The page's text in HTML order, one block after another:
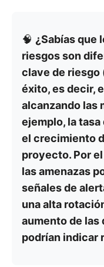
🧠 ¿Sabías que
riesgos son
clave de riesgo
éxito, es decir,
alcanzando las
ejemplo, la
el crecimiento
proyecto. Por
las amenazas
señales de
una alta
aumento de las
podrían indicar